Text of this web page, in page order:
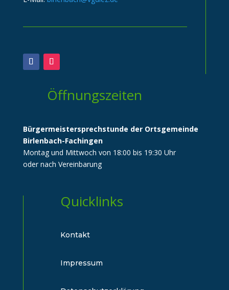
Öffnungszeiten
Bürgermeistersprechstunde der Ortsgemeinde
Birlenbach-Fachingen
Montag und Mittwoch von 18:00 bis 19:30 Uhr
oder nach Vereinbarung
Quicklinks
Kontakt
Impressum